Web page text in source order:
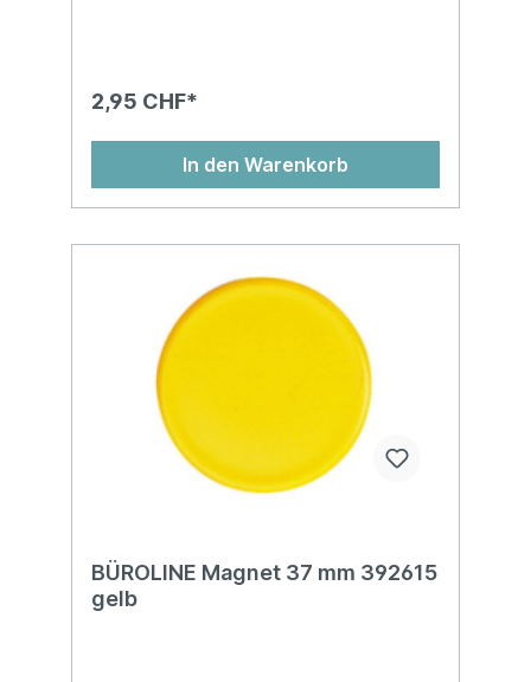
2,95 CHF*
In den Warenkorb
BÜROLINE Magnet 37 mm 392615
gelb